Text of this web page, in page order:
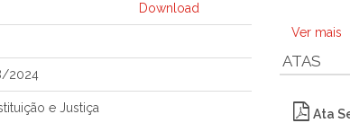
Download
2024
e Justiça
Ver mais
ATAS
Ata